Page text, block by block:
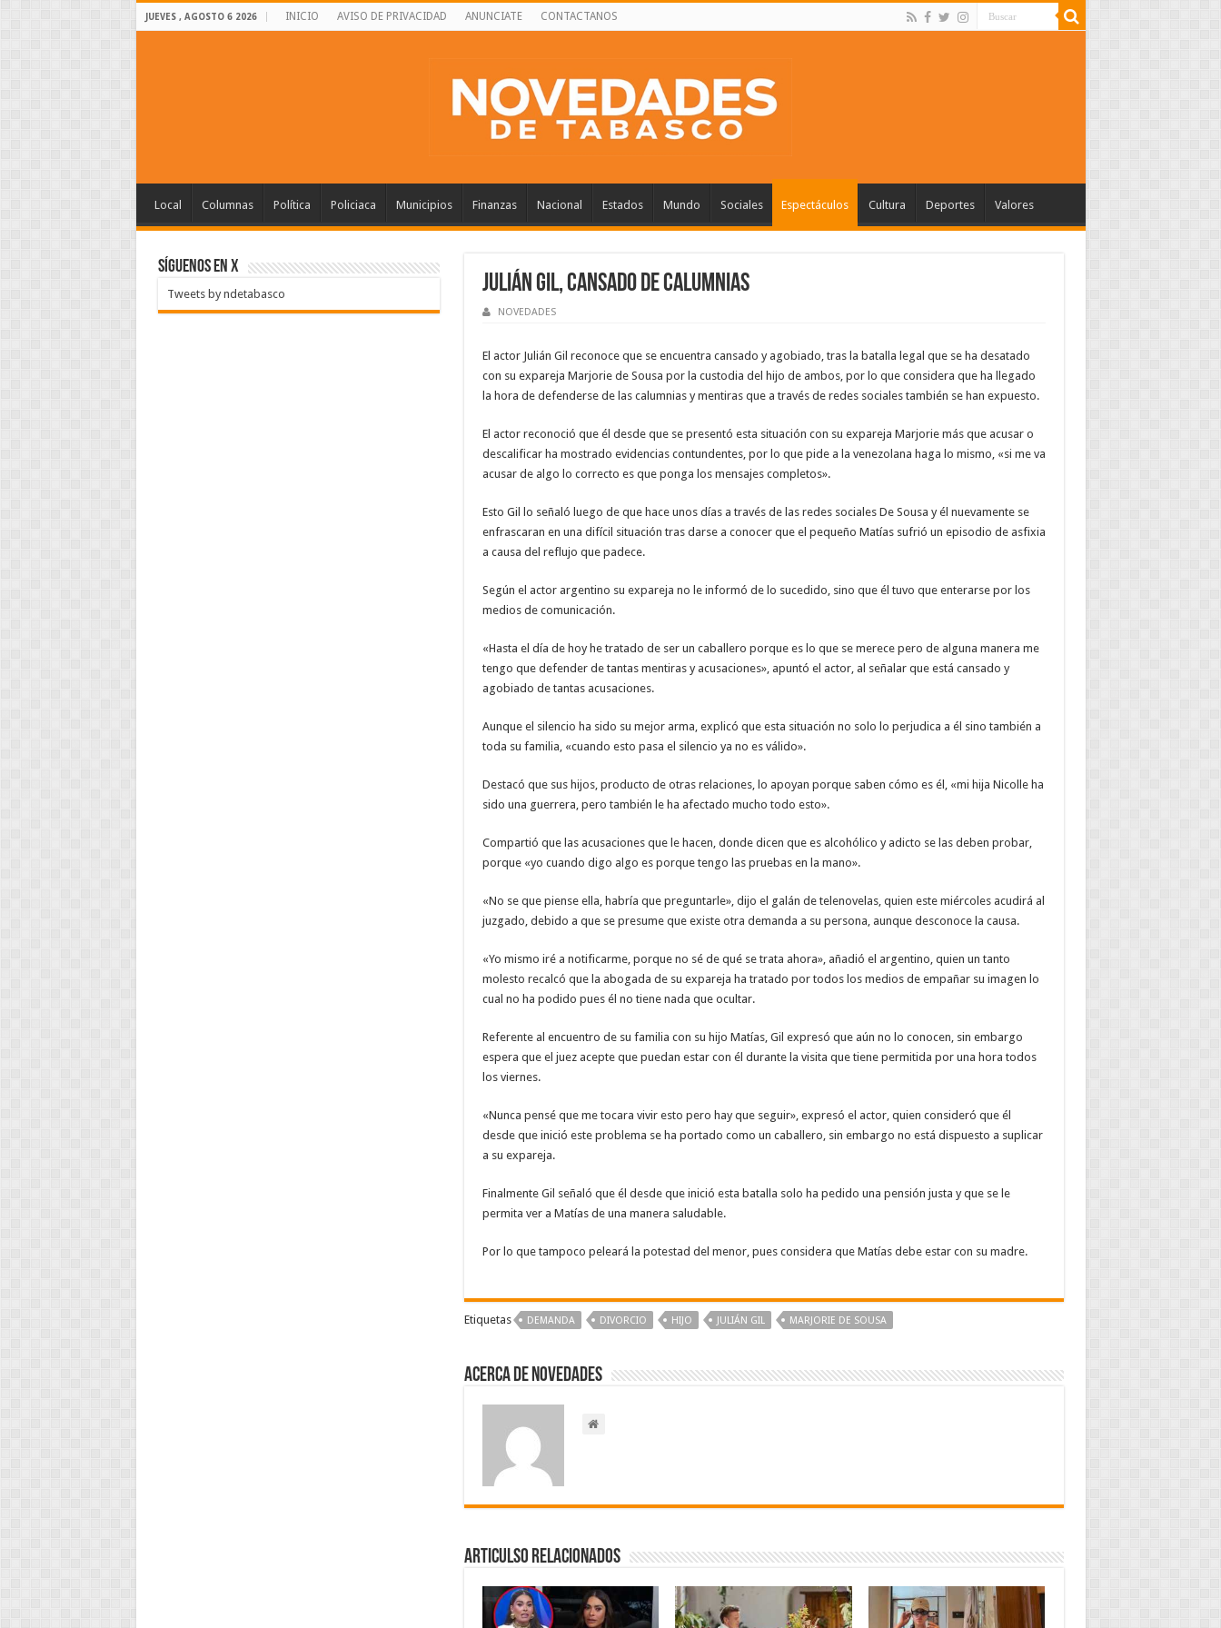
JUEVES , AGOSTO 6 2026 INICIO AVISO DE PRIVACIDAD ANUNCIATE CONTACTANOS
Local Columnas Política Policiaca Municipios Finanzas Nacional Estados Mundo Sociales Espectáculos Cultura Deportes Valores
Julián Gil, cansado de calumnias
NOVEDADES
El actor Julián Gil reconoce que se encuentra cansado y agobiado, tras la batalla legal que se ha desatado
con su expareja Marjorie de Sousa por la custodia del hijo de ambos, por lo que considera que ha llegado
la hora de defenderse de las calumnias y mentiras que a través de redes sociales también se han expuesto.
El actor reconoció que él desde que se presentó esta situación con su expareja Marjorie más que acusar o
descalificar ha mostrado evidencias contundentes, por lo que pide a la venezolana haga lo mismo, «si me va
acusar de algo lo correcto es que ponga los mensajes completos».
Esto Gil lo señaló luego de que hace unos días a través de las redes sociales De Sousa y él nuevamente se
enfrascaran en una difícil situación tras darse a conocer que el pequeño Matías sufrió un episodio de asfixia
a causa del reflujo que padece.
Según el actor argentino su expareja no le informó de lo sucedido, sino que él tuvo que enterarse por los
medios de comunicación.
«Hasta el día de hoy he tratado de ser un caballero porque es lo que se merece pero de alguna manera me
tengo que defender de tantas mentiras y acusaciones», apuntó el actor, al señalar que está cansado y
agobiado de tantas acusaciones.
Aunque el silencio ha sido su mejor arma, explicó que esta situación no solo lo perjudica a él sino también a
toda su familia, «cuando esto pasa el silencio ya no es válido».
Destacó que sus hijos, producto de otras relaciones, lo apoyan porque saben cómo es él, «mi hija Nicolle ha
sido una guerrera, pero también le ha afectado mucho todo esto».
Compartió que las acusaciones que le hacen, donde dicen que es alcohólico y adicto se las deben probar,
porque «yo cuando digo algo es porque tengo las pruebas en la mano».
«No se que piense ella, habría que preguntarle», dijo el galán de telenovelas, quien este miércoles acudirá al
juzgado, debido a que se presume que existe otra demanda a su persona, aunque desconoce la causa.
«Yo mismo iré a notificarme, porque no sé de qué se trata ahora», añadió el argentino, quien un tanto
molesto recalcó que la abogada de su expareja ha tratado por todos los medios de empañar su imagen lo
cual no ha podido pues él no tiene nada que ocultar.
Referente al encuentro de su familia con su hijo Matías, Gil expresó que aún no lo conocen, sin embargo
espera que el juez acepte que puedan estar con él durante la visita que tiene permitida por una hora todos
los viernes.
«Nunca pensé que me tocara vivir esto pero hay que seguir», expresó el actor, quien consideró que él
desde que inició este problema se ha portado como un caballero, sin embargo no está dispuesto a suplicar
a su expareja.
Finalmente Gil señaló que él desde que inició esta batalla solo ha pedido una pensión justa y que se le
permita ver a Matías de una manera saludable.
Por lo que tampoco peleará la potestad del menor, pues considera que Matías debe estar con su madre.
Etiquetas DEMANDA DIVORCIO HIJO JULIÁN GIL MARJORIE DE SOUSA
Acerca de NOVEDADES
Articulso Relacionados
SÍGUENOS EN X
Tweets by ndetabasco